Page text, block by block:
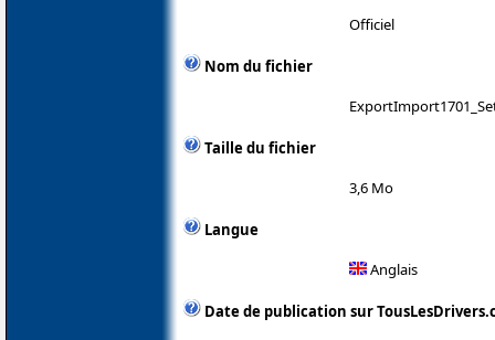
Officiel
Nom du fichier
Taille du fichier
3,6 Mo
Langue
Anglais
Date de publication sur